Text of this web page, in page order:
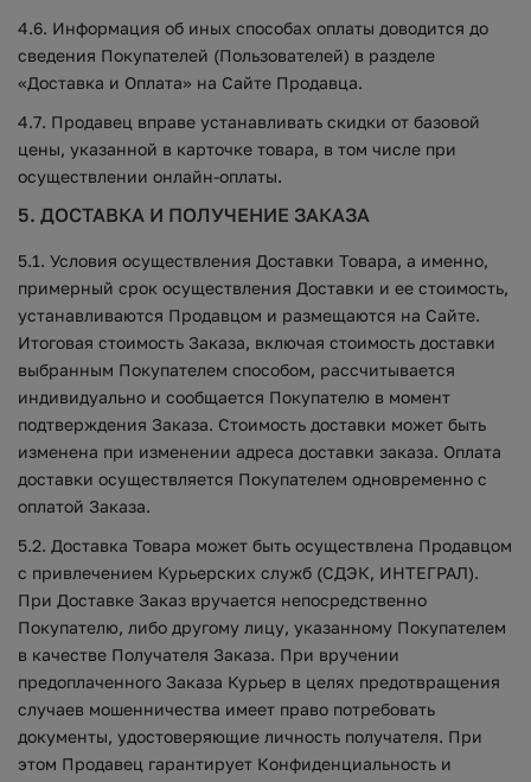
4.6. Информация об иных способах оплаты доводится до
сведения Покупателей (Пользователей) в разделе
«Доставка и Оплата» на Сайте Продавца.
4.7. Продавец вправе устанавливать скидки от базовой
цены, указанной в карточке товара, в том числе при
осуществлении онлайн-оплаты.
5. ДОСТАВКА И ПОЛУЧЕНИЕ ЗАКАЗА
5.1. Условия осуществления Доставки Товара, а именно,
примерный срок осуществления Доставки и ее стоимость,
устанавливаются Продавцом и размещаются на Сайте.
Итоговая стоимость Заказа, включая стоимость доставки
выбранным Покупателем способом, рассчитывается
индивидуально и сообщается Покупателю в момент
подтверждения Заказа. Стоимость доставки может быть
изменена при изменении адреса доставки заказа. Оплата
доставки осуществляется Покупателем одновременно с
оплатой Заказа.
5.2. Доставка Товара может быть осуществлена Продавцом
с привлечением Курьерских служб (СДЭК, ИНТЕГРАЛ).
При Доставке Заказ вручается непосредственно
Покупателю, либо другому лицу, указанному Покупателем
в качестве Получателя Заказа. При вручении
предоплаченного Заказа Курьер в целях предотвращения
случаев мошенничества имеет право потребовать
документы, удостоверяющие личность получателя. При
этом Продавец гарантирует Конфиденциальность и